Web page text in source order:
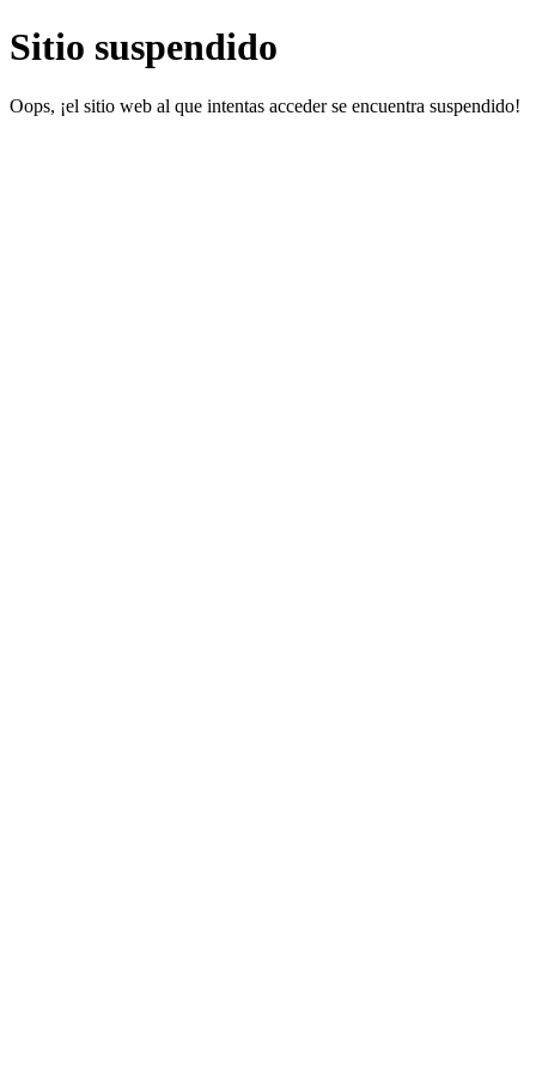
Sitio suspendido
Oops, ¡el sitio web al que intentas acceder se encuentra suspendido!